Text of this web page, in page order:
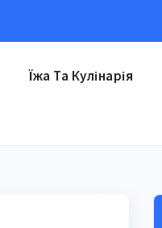
Їжа Та Кулінарія